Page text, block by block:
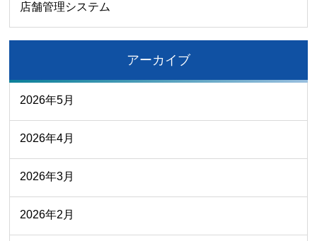
店舗管理システム
アーカイブ
2026年5月
2026年4月
2026年3月
2026年2月